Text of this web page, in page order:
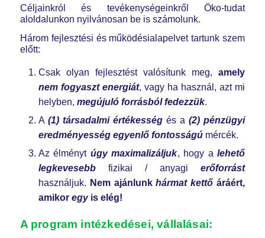
Céljainkról és tevékenységeinkről Öko-tudat
aloldalunkon nyilvánosan be is számolunk.
Három fejlesztési és működésialapelvet tartunk szem
előtt:
Csak olyan fejlesztést valósítunk meg,amely
nem fogyaszt energiát, vagy ha használ, azt mi
helyben, megújuló forrásból fedezzük.
A (1) társadalmi értékesség és a(2) pénzügyi
eredményesség egyenlő fontosságú mércék.
Az élményt úgy maximalizáljuk, hogy alehető
legkevesebb fizikai / anyagierőforrást
használjuk. Nem ajánlunkhármat kettő áráért,
amikor egyis elég!
A program intézkedései, vállalásai: